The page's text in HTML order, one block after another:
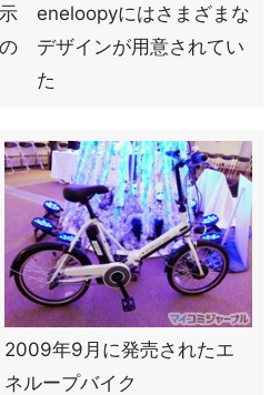
eneloopyにはさまざまな
デザインが用意されてい
た
2009年9月に発売されたエ
ネループバイク